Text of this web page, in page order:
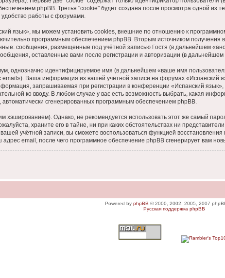
phpBB. Третья "cookie" будет создана после просмотра одной
работы с форумами.
язык», мы можем установить cookies, внешние по отношению к
программным обеспечением phpBB. Вторым источником
сообщения, размещенные под учётной записью Гостя (в дальнейшем
оставленные вами после регистрации и авторизации (в
однозначно идентифицируемое имя (в дальнейшем «ваше имя
Ваша информация из вашей учётной записи на форумах «Испанский
запрашиваемая при регистрации в конференции «Испанский
ко вводу. В любом случае у вас есть возможность выбрать, какая
автоматически сгенерированных программным обеспечением phpBB.
Однако, не рекомендуется использовать этот же самый
храните его в тайне, ни при каких обстоятельствах ни
учётной записи, вы сможете воспользоваться функцией
email, после чего программное обеспечение phpBB сгенерирует вам
Powered by phpBB © 2000, 2002, 2005, 2007
Русская поддержка phpBB